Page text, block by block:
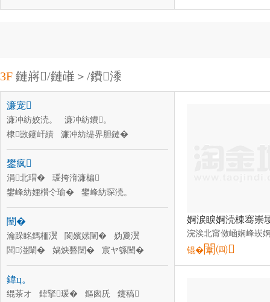
鐕堥牠
鐕堢洡 鐕堟煴鐕堟】
鐕堢僵
3F 鏈嶈/鏈嶉＞/鐨潻
濂宠
濂冲紡姣涜。
濂冲紡鐨。
棣敳鑳屽績
濂冲紡缇界胆鏈�
灏忚儗蹇�
濂冲紡T鎭�
濂冲紡瑗～
濂冲紡澶栧
濂冲紡浼戦枒瑜�
濂冲紡鐗涗粩瑜�
鐢疯
涓北瑁�
瑗挎湇濂楄
鐢峰紡娌欑仒瑜�
鐢峰紡琛涜。
鐢峰紡缇界胆鏈�
鐢峰紡姣涜。
鐢峰紡棣敳
鐢峰紡鐨。
鐢峰紡妫夎。
鐢峰紡浼戦枒瑜�
鐢峰紡瑗胯げ
闉�
瀹跺眳鎷栭瀷 閬嬪嫊闉�
妫夐瀷
闆湴闈�
娲炴礊闉�
宸ヤ綔闉�
鍠瀷
绔ラ瀷 鍠澊 娑奸瀷
闆ㄩ瀷
鏉块瀷
鍏ц。
绲茶オ 鍏掔瑗� 鏂囪兏
鑳稿
锟�闈㈣